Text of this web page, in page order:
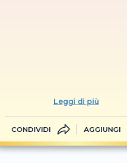
Leggi di più
CONDIVIDI AGGIUNGI